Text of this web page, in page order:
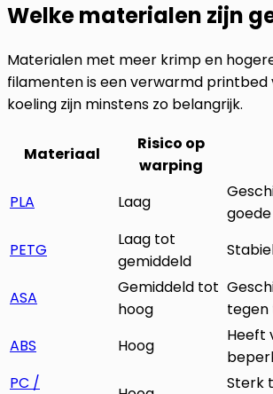
Welke materialen zijn
Materialen met meer krimp en
filamenten is een verwarmd
koeling zijn minstens zo belangrijk.
Materiaal
Risico op
warping
PLA Laag
PETG
Laag tot
gemiddeld
ASA
Gemiddeld tot
hoog
tegen
ABS
Hoog
Heeft
PC /
Sterk